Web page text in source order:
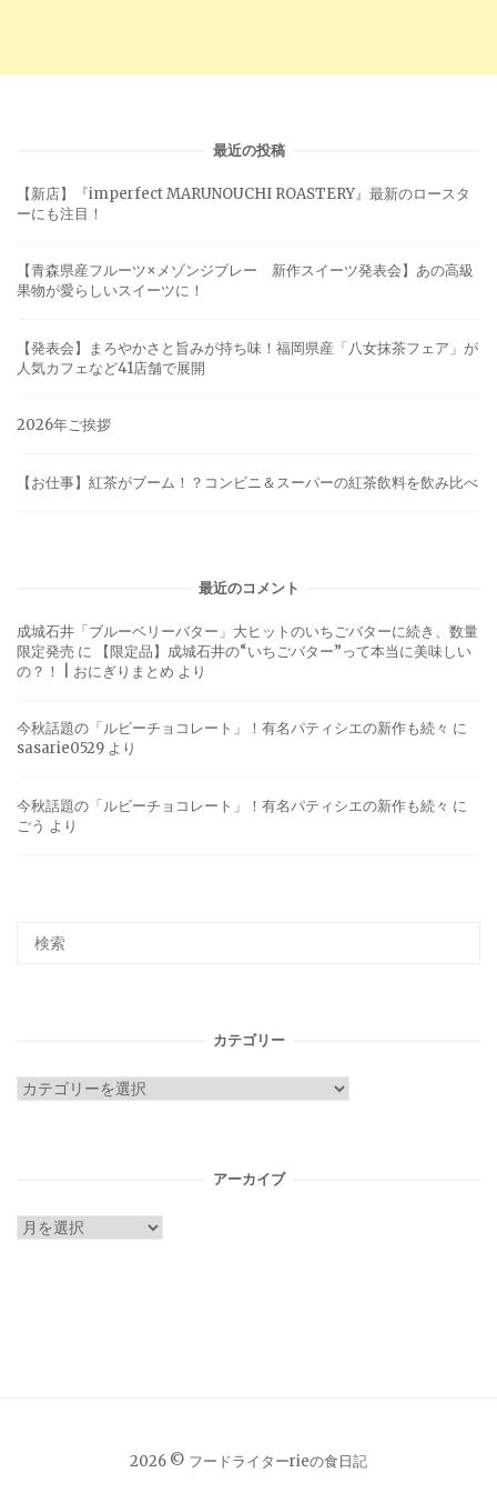
最近の投稿
【新店】『imperfect MARUNOUCHI ROASTERY』最新のロースタ
ーにも注目！
【青森県産フルーツ×メゾンジブレー 新作スイーツ発表会】あの高級
果物が愛らしいスイーツに！
【発表会】まろやかさと旨みが持ち味！福岡県産「八女抹茶フェア」が
人気カフェなど41店舗で展開
2026年ご挨拶
【お仕事】紅茶がブーム！？コンビニ＆スーパーの紅茶飲料を飲み比べ
最近のコメント
成城石井「ブルーベリーバター」大ヒットのいちごバターに続き、数量
限定発売 に
【限定品】成城石井の“いちごバター”って本当に美味しい
の？！ | おにぎりまとめ より
今秋話題の「ルビーチョコレート」！有名パティシエの新作も続々 に
sasarie0529 より
今秋話題の「ルビーチョコレート」！有名パティシエの新作も続々 に
ごう より
カテゴリー
カ
アーカイブ
ア
2026 © フードライターrieの食日記